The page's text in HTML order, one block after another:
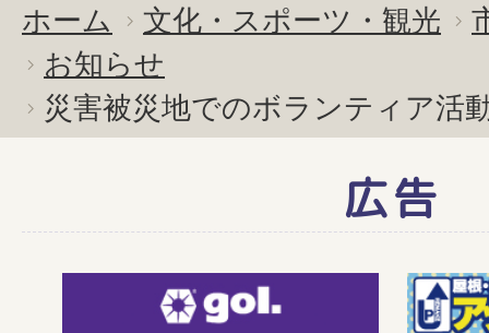
ホーム 文化・スポーツ・観光
お知らせ
災害被災地でのボランティア活
広告